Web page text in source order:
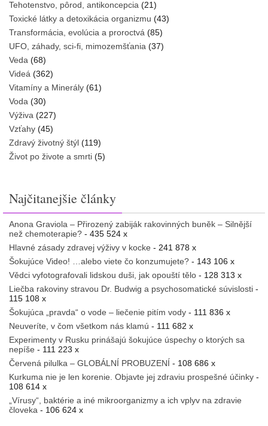
Tehotenstvo, pôrod, antikoncepcia (21)
Toxické látky a detoxikácia organizmu (43)
Transformácia, evolúcia a proroctvá (85)
UFO, záhady, sci-fi, mimozemšťania (37)
Veda (68)
Videá (362)
Vitamíny a Minerály (61)
Voda (30)
Výživa (227)
Vzťahy (45)
Zdravý životný štýl (119)
Život po živote a smrti (5)
Najčitanejšie články
Anona Graviola – Přirozený zabiják rakovinných buněk – Silnější
než chemoterapie? - 435 524 x
Hlavné zásady zdravej výživy v kocke - 241 878 x
Šokujúce Video! …alebo viete čo konzumujete? - 143 106 x
Vědci vyfotografovali lidskou duši, jak opouští tělo - 128 313 x
Liečba rakoviny stravou Dr. Budwig a psychosomatické súvislosti -
115 108 x
Šokujúca „pravda“ o vode – liečenie pitím vody - 111 836 x
Neuveríte, v čom všetkom nás klamú - 111 682 x
Experimenty v Rusku prinášajú šokujúce úspechy o ktorých sa
nepíše - 111 223 x
Červená pilulka – GLOBÁLNÍ PROBUZENÍ - 108 686 x
Kurkuma nie je len korenie. Objavte jej zdraviu prospešné účinky -
108 614 x
„Vírusy“, baktérie a iné mikroorganizmy a ich vplyv na zdravie
človeka - 106 624 x